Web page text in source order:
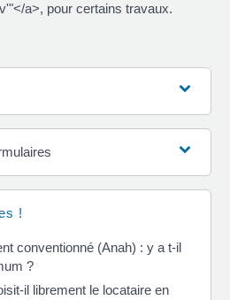
a>, pour certains travaux.
!
conventionné (Anah) : y a t-il
?
il librement le locataire en